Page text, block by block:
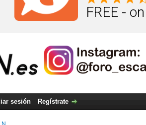
FREE -
sesión Regístrate